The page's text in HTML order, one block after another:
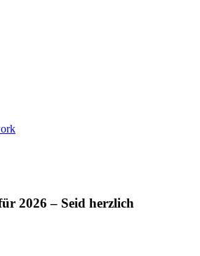
2026 – Seid herzlich